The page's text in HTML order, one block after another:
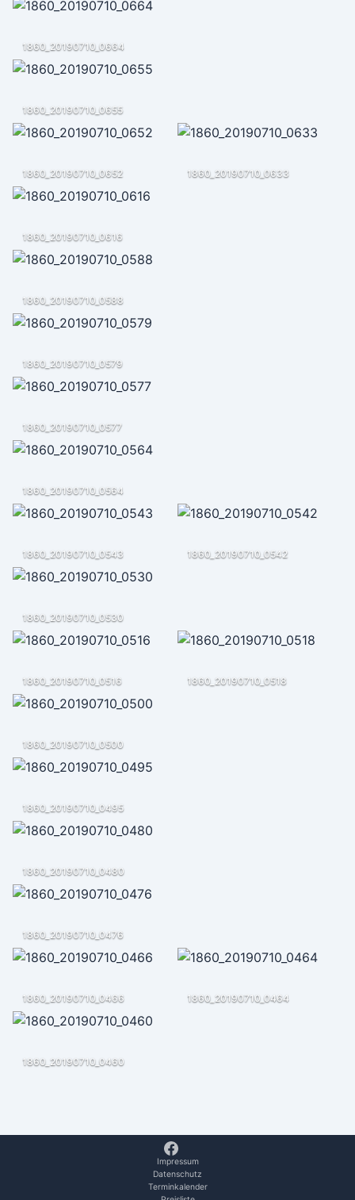
1860_20190710_0664
1860_20190710_0655
1860_20190710_0652 1860_20190710_0633
1860_20190710_0616
1860_20190710_0588
1860_20190710_0579
1860_20190710_0577
1860_20190710_0564
1860_20190710_0543 1860_20190710_0542
1860_20190710_0530
1860_20190710_0516 1860_20190710_0518
1860_20190710_0500
1860_20190710_0495
1860_20190710_0480
1860_20190710_0476
1860_20190710_0466 1860_20190710_0464
1860_20190710_0460
Impressum
Datenschutz
Terminkalender